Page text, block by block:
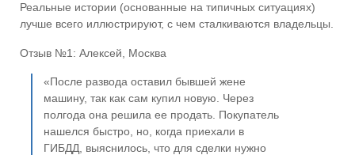
Реальные истории (основанные на типичных ситуациях)
лучше всего иллюстрируют, с чем сталкиваются владельцы.
Отзыв №1: Алексей, Москва
«После развода оставил бывшей жене
машину, так как сам купил новую. Через
полгода она решила ее продать. Покупатель
нашелся быстро, но, когда приехали в
ГИБДД, выяснилось, что для сделки нужно